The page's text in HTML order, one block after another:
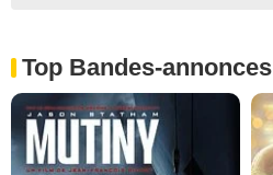
Top Bandes-annonces